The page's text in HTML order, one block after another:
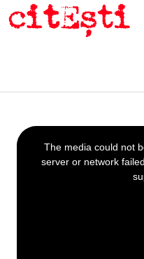
This
is
a
The media could not
server or network